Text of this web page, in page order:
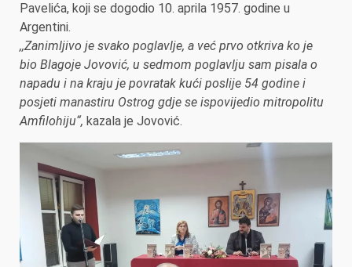
Pavelića, koji se dogodio 10. aprila 1957. godine u
Argentini.
,,Zanimljivo je svako poglavlje, a već prvo otkriva ko je
bio Blagoje Jovović, u sedmom poglavlju sam pisala o
napadu i na kraju je povratak kući poslije 54 godine i
posjeti manastiru Ostrog gdje se ispovijedio mitropolitu
Amfilohiju“, kazala je Jovović.